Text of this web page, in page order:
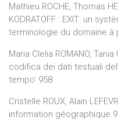
Mathieu ROCHE, Thomas
KODRATOFF : EXIT: un
terminologie du domaine
Maria Clelia ROMANO,
codifica dei dati testuali
tempo' 958
Cristelle ROUX, Alain
information géographique